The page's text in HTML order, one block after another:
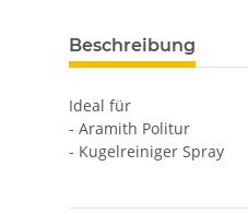
Beschreibung
Ideal für
- Aramith Politur
- Kugelreiniger Spray